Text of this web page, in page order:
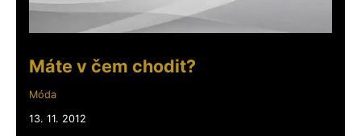
Máte v čem chodit?
Móda
13. 11. 2012